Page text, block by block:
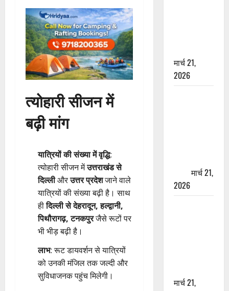
त्योहारी सीजन में
बढ़ी मांग
यात्रियों की संख्या में वृद्धि:
त्योहारी सीजन मेंउत्तराखंड से
दिल्लीऔरउत्तर प्रदेशजाने वाले
यात्रियों की संख्या बढ़ी है। साथ
हीदिल्ली से देहरादून, हल्द्वानी,
पिथौरागढ़, टनकपुरजैसे रूटों पर
भी भीड़ बढ़ी है।
लाभ: रूट डायवर्शन से यात्रियों
को उनकी मंजिल तक जल्दी और
सुविधाजनक पहुंच मिलेगी।
मार्च 21,
2026
मार्च 21,
2026
मार्च 21,